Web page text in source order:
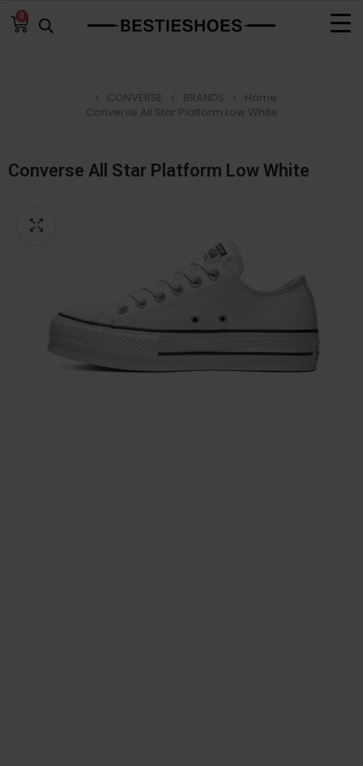
0
Home
BRANDS
CONVERSE
Converse All Star Platform Low White
Converse All Star Platform Low White